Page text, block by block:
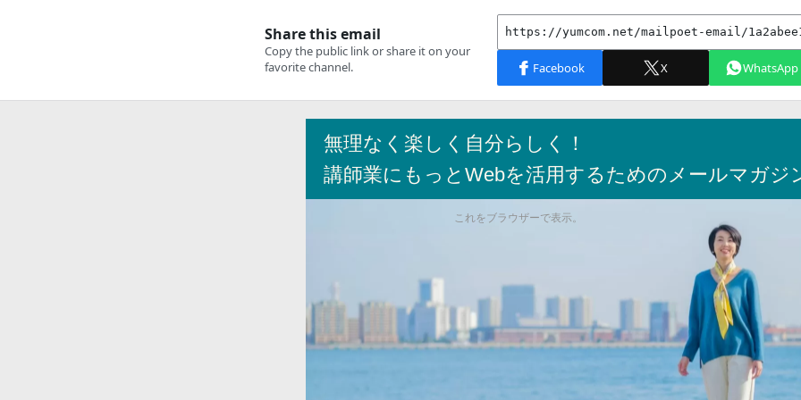
無理なく楽しく自分らしく！
講師業にもっとWebを活用するためのメールマガジ
これをブラウザーで表示。